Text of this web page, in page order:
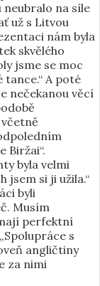
neubralo na síle
už s Litvou
nám byla
skvělého
jsme se moc
A poté
nečekanou věcí
Biržai“.
byla velmi
jsem si ji užila.“
byli
Musím
perfektní
s
angličtiny
za nimi